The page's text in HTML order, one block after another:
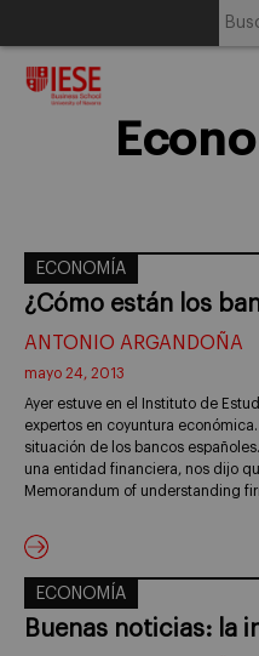
ECONOMÍA
¿Cómo están los
ANTONIO ARGANDOÑA
mayo 24, 2013
Ayer estuve en el Instituto de
expertos en coyuntura
situación de los bancos
una entidad financiera, nos dijo
Memorandum of understanding
ECONOMÍA
Buenas noticias: la